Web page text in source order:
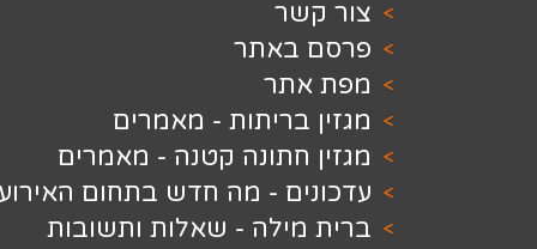
בריתות - מאמרים
חתונה קטנה - מאמרים
- מה חדש בתחום האירועים
- שאלות ותשובות